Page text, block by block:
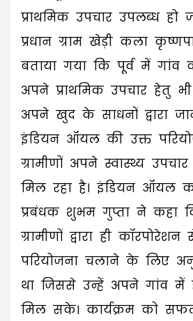
प्राथमिक उपचार उपलब्ध हो
प्रधान ग्राम खेड़ी कला
बताया गया कि पूर्व में गांव
अपने प्राथमिक उपचार हेतु
अपने खुद के साधनों द्वारा
इंडियन ऑयल की उक्त
ग्रामीणों अपने स्वास्थ्य
मिल रहा है। इंडियन ऑयल
प्रबंधक शुभम गुप्ता ने कहा
ग्रामीणों द्वारा ही
परियोजना चलाने के लिए
था जिससे उन्हें अपने गांव में
मिल सके। कार्यक्रम को